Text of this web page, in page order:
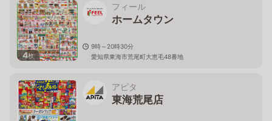
4枚
フィール
ホームタウン
9時～20時30分
愛知県東海市荒尾町大恵毛48番地
アピタ
東海荒尾店